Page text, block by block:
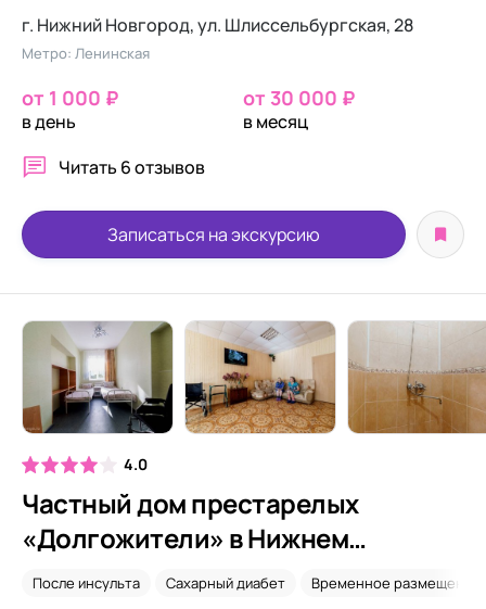
г. Нижний Новгород, ул. Шлиссельбургская, 28
Метро: Ленинская
от 1 000 ₽
в день
от 30 000 ₽
в месяц
Читать 6 отзывов
Записаться на экскурсию
4.0
Частный дом престарелых
«Долгожители» в Нижнем
Новгороде
После инсульта Сахарный диабет Временное размещение